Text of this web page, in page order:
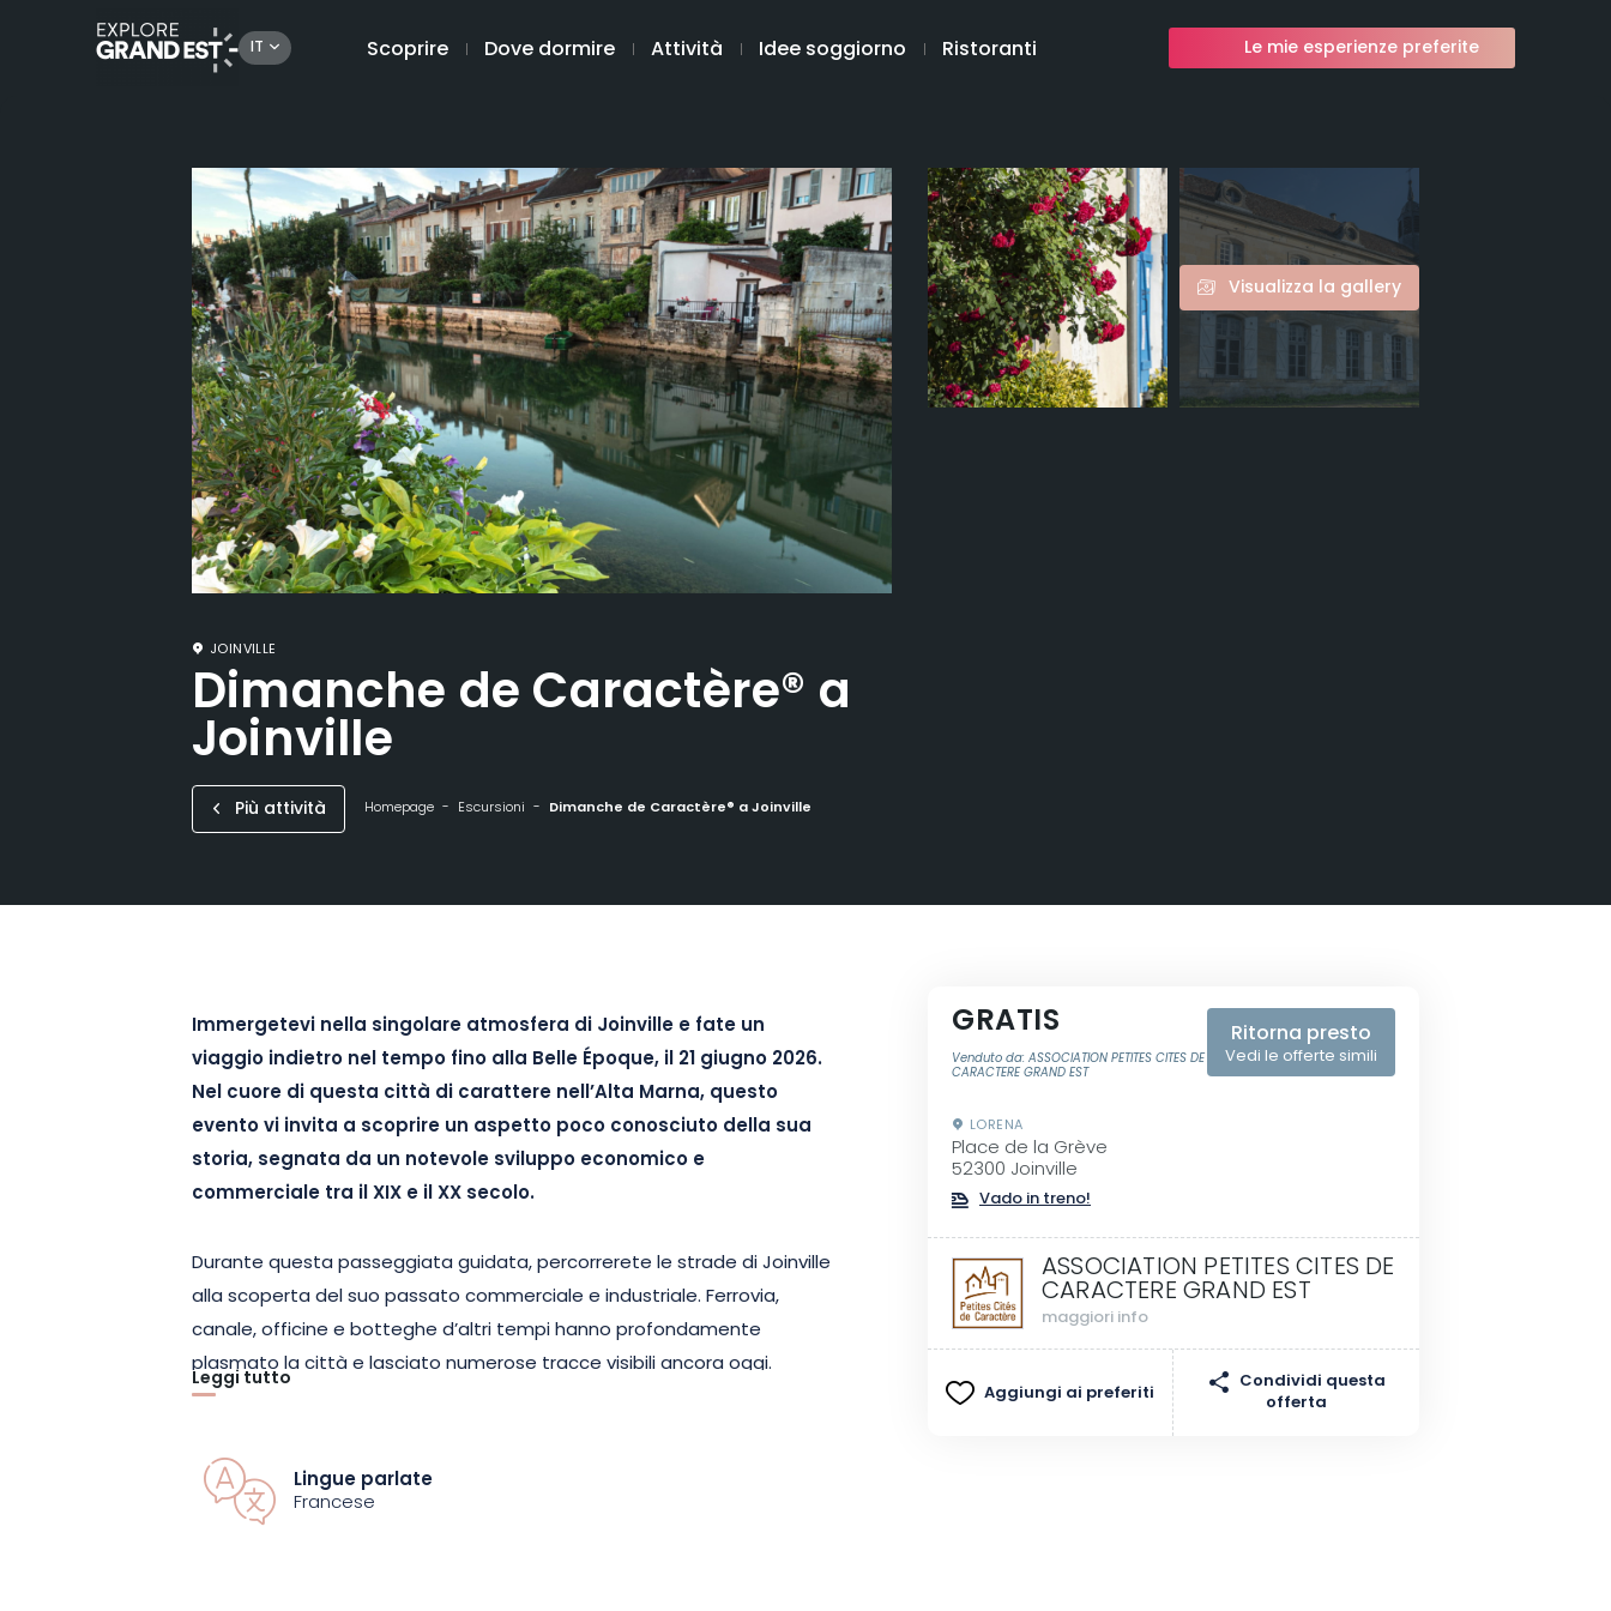
IT Scoprire Dove dormire Attività Idee soggiorno Ristoranti Le mie esperienze preferite
Visualizza la gallery
JOINVILLE
Dimanche de Caractère® a
Joinville
Più attività Homepage Escursioni Dimanche de Caractère® a Joinville
Immergetevi nella singolare atmosfera di Joinville e fate un
viaggio indietro nel tempo fino alla Belle Époque, il 21 giugno 2026.
Nel cuore di questa città di carattere nell’Alta Marna, questo
evento vi invita a scoprire un aspetto poco conosciuto della sua
storia, segnata da un notevole sviluppo economico e
commerciale tra il XIX e il XX secolo.
Durante questa passeggiata guidata, percorrerete le strade di Joinville
alla scoperta del suo passato commerciale e industriale. Ferrovia,
canale, officine e botteghe d’altri tempi hanno profondamente
plasmato la città e lasciato numerose tracce visibili ancora oggi.
Attraverso tappe commentate, potrete comprendere come questo
degli abitanti. I racconti e gli aneddoti arricchiscono la visita e danno
vita a quell’epoca dinamica.
Leggi tutto
Lingue parlate
Francese
GRATIS
Venduto da: ASSOCIATION PETITES CITES DE
CARACTERE GRAND EST
Ritorna presto
Vedi le offerte simili
LORENA
Place de la Grève
52300 Joinville
Vado in treno!
ASSOCIATION PETITES CITES DE
CARACTERE GRAND EST
maggiori info
Aggiungi ai preferiti
Condividi questa
offerta